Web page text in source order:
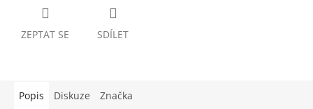
ZEPTAT SE SDÍLET
Popis Diskuze Značka